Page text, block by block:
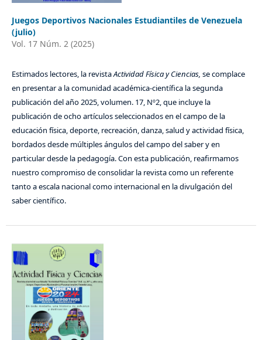
Juegos Deportivos Nacionales Estudiantiles de Venezuela
(julio)
Vol. 17 Núm. 2 (2025)
Estimados lectores, la revistaActividad Física y Ciencias, se complace
en presentar a la comunidad académica-científica la segunda
publicación del año 2025, volumen. 17, Nº2, que incluye la
publicación de ocho artículos seleccionados en el campo de la
educación física, deporte, recreación, danza, salud y actividad física,
bordados desde múltiples ángulos del campo del saber y en
particular desde la pedagogía. Con esta publicación, reafirmamos
nuestro compromiso de consolidar la revista como un referente
tanto a escala nacional como internacional en la divulgación del
saber científico.